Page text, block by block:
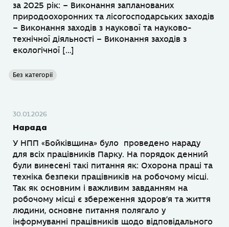
за 2025 рік: – Виконання запланованих
природоохоронних та лісогосподарських заходів
– Виконання заходів з наукової та науково-
технічної діяльності – Виконання заходів з
екологічної […]
Без категорії
30.01.2026
Нарада
У НПП «Бойківщина» було проведено нараду
для всіх працівників Парку. На порядок денний
були винесені такі питання як: Охорона праці та
техніка безпеки працівників на робочому місці.
Так як основним і важливим завданням на
робочому місці є збереження здоров’я та життя
людини, основне питання полягало у
інформуванні працівників щодо відповідального